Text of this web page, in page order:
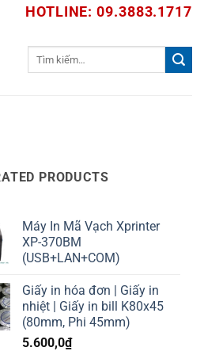
HOTLINE: 09.3883.1717
PRODUCTS
Máy In Mã Vạch Xprinter
XP-370BM
(USB+LAN+COM)
Giấy in hóa đơn | Giấy in
nhiệt | Giấy in bill K80x45
(80mm, Phi 45mm)
5.600,0₫